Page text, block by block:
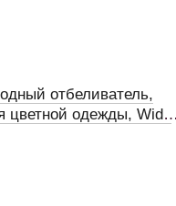
отбеливатель,
цветной одежды, Wide
мл